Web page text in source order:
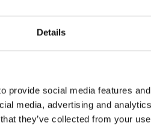
Details
provide social media features
media, advertising and
they’ve collected from your
+115 °C